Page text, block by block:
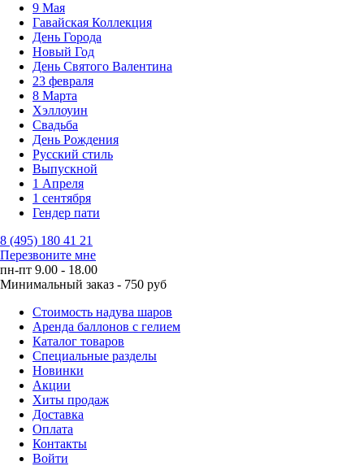
9 Мая
Гавайская Коллекция
День Города
Новый Год
День Святого Валентина
23 февраля
8 Марта
Хэллоуин
Свадьба
День Рождения
Русский стиль
Выпускной
1 Апреля
1 сентября
Гендер пати
8 (495) 180 41 21
Перезвоните мне
пн-пт 9.00 - 18.00
Минимальный заказ - 750 руб
Стоимость надува шаров
Аренда баллонов с гелием
Каталог товаров
Специальные разделы
Новинки
Акции
Хиты продаж
Доставка
Оплата
Контакты
Войти